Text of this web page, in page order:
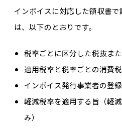
インボイスに対応した領収書
は、以下のとおりです。
税率ごとに区分した税抜ま
適用税率と税率ごとの消費
インボイス発行事業者の登
軽減税率を適用する旨（軽
み）